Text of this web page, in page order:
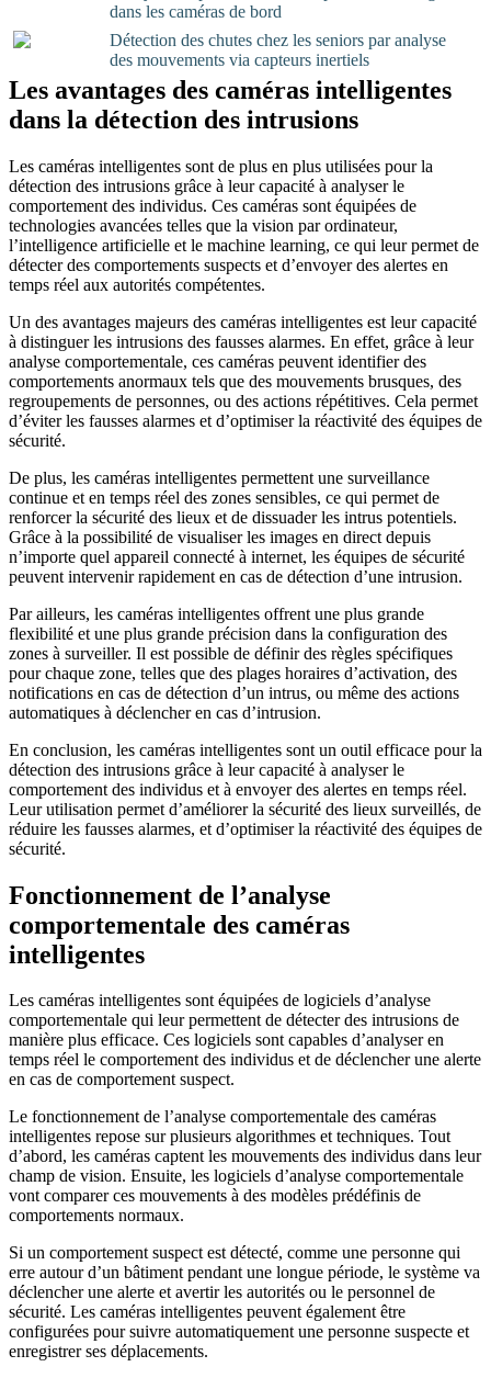
dans les caméras de bord
Détection des chutes chez les seniors par analyse
des mouvements via capteurs inertiels
Les avantages des caméras intelligentes
dans la détection des intrusions
Les caméras intelligentes sont de plus en plus utilisées pour la
détection des intrusions grâce à leur capacité à analyser le
comportement des individus. Ces caméras sont équipées de
technologies avancées telles que la vision par ordinateur,
l’intelligence artificielle et le machine learning, ce qui leur permet de
détecter des comportements suspects et d’envoyer des alertes en
temps réel aux autorités compétentes.
Un des avantages majeurs des caméras intelligentes est leur capacité
à distinguer les intrusions des fausses alarmes. En effet, grâce à leur
analyse comportementale, ces caméras peuvent identifier des
comportements anormaux tels que des mouvements brusques, des
regroupements de personnes, ou des actions répétitives. Cela permet
d’éviter les fausses alarmes et d’optimiser la réactivité des équipes de
sécurité.
De plus, les caméras intelligentes permettent une surveillance
continue et en temps réel des zones sensibles, ce qui permet de
renforcer la sécurité des lieux et de dissuader les intrus potentiels.
Grâce à la possibilité de visualiser les images en direct depuis
n’importe quel appareil connecté à internet, les équipes de sécurité
peuvent intervenir rapidement en cas de détection d’une intrusion.
Par ailleurs, les caméras intelligentes offrent une plus grande
flexibilité et une plus grande précision dans la configuration des
zones à surveiller. Il est possible de définir des règles spécifiques
pour chaque zone, telles que des plages horaires d’activation, des
notifications en cas de détection d’un intrus, ou même des actions
automatiques à déclencher en cas d’intrusion.
En conclusion, les caméras intelligentes sont un outil efficace pour la
détection des intrusions grâce à leur capacité à analyser le
comportement des individus et à envoyer des alertes en temps réel.
Leur utilisation permet d’améliorer la sécurité des lieux surveillés, de
réduire les fausses alarmes, et d’optimiser la réactivité des équipes de
sécurité.
Fonctionnement de l’analyse
comportementale des caméras
intelligentes
Les caméras intelligentes sont équipées de logiciels d’analyse
comportementale qui leur permettent de détecter des intrusions de
manière plus efficace. Ces logiciels sont capables d’analyser en
temps réel le comportement des individus et de déclencher une alerte
en cas de comportement suspect.
Le fonctionnement de l’analyse comportementale des caméras
intelligentes repose sur plusieurs algorithmes et techniques. Tout
d’abord, les caméras captent les mouvements des individus dans leur
champ de vision. Ensuite, les logiciels d’analyse comportementale
vont comparer ces mouvements à des modèles prédéfinis de
comportements normaux.
Si un comportement suspect est détecté, comme une personne qui
erre autour d’un bâtiment pendant une longue période, le système va
déclencher une alerte et avertir les autorités ou le personnel de
sécurité. Les caméras intelligentes peuvent également être
configurées pour suivre automatiquement une personne suspecte et
enregistrer ses déplacements.